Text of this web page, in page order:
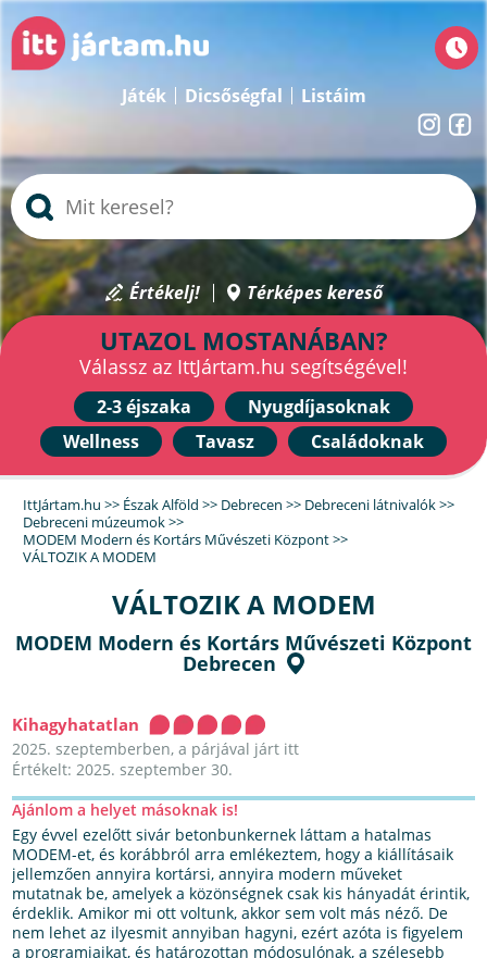
Játék Dicsőségfal Listáim
Értékelj! Térképes kereső
UTAZOL MOSTANÁBAN?
Válassz az IttJártam.hu segítségével!
2-3 éjszaka
Nyugdíjasoknak
Wellness
Tavasz Családoknak
IttJártam.hu >> Észak Alföld >> Debrecen >> Debreceni látnivalók>>
Debreceni múzeumok>>
MODEM Modern és Kortárs Művészeti Központ>>
VÁLTOZIK A MODEM
VÁLTOZIK A MODEM
MODEM Modern és Kortárs Művészeti Központ
Debrecen
Kihagyhatatlan
2025. szeptemberben, a párjával járt itt
Értékelt: 2025. szeptember 30.
Ajánlom a helyet másoknak is!
Egy évvel ezelőtt sivár betonbunkernek láttam a hatalmas
MODEM-et, és korábbról arra emlékeztem, hogy a kiállításaik
jellemzően annyira kortársi, annyira modern műveket
mutatnak be, amelyek a közönségnek csak kis hányadát érintik,
érdeklik. Amikor mi ott voltunk, akkor sem volt más néző. De
nem lehet az ilyesmit annyiban hagyni, ezért azóta is figyelem
a programjaikat, és határozottan módosulónak, a szélesebb